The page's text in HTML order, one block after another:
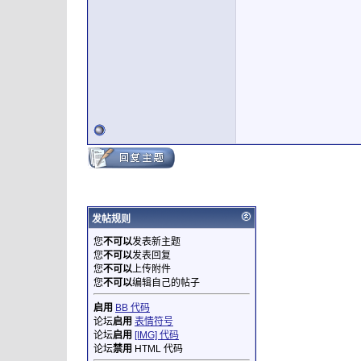
发帖规则
您不可以发表新主题
您不可以发表回复
您不可以上传附件
您不可以编辑自己的帖子
启用 BB 代码
论坛启用 表情符号
论坛启用 [IMG] 代码
论坛禁用 HTML 代码